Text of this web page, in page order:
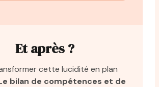
Et après ?
cette lucidité en plan
bilan de compétences et de